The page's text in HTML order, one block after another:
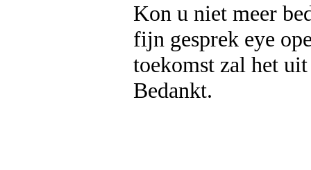
Kon u niet meer
fijn gesprek eye
toekomst zal het
Bedankt.